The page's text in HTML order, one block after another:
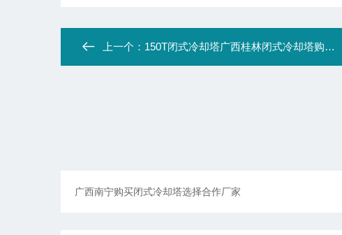
上一个： 150T闭式冷却塔广西桂林闭式冷却塔购买选择合作厂家